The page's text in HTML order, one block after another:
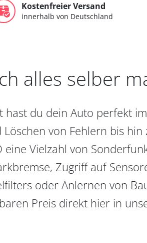
Kostenfreier Versand
innerhalb von Deutschland
alles selber
hast du dein Auto perfekt
von Fehlern bis
Vielzahl von
Zugriff auf
oder Anlernen von
Preis direkt hier in